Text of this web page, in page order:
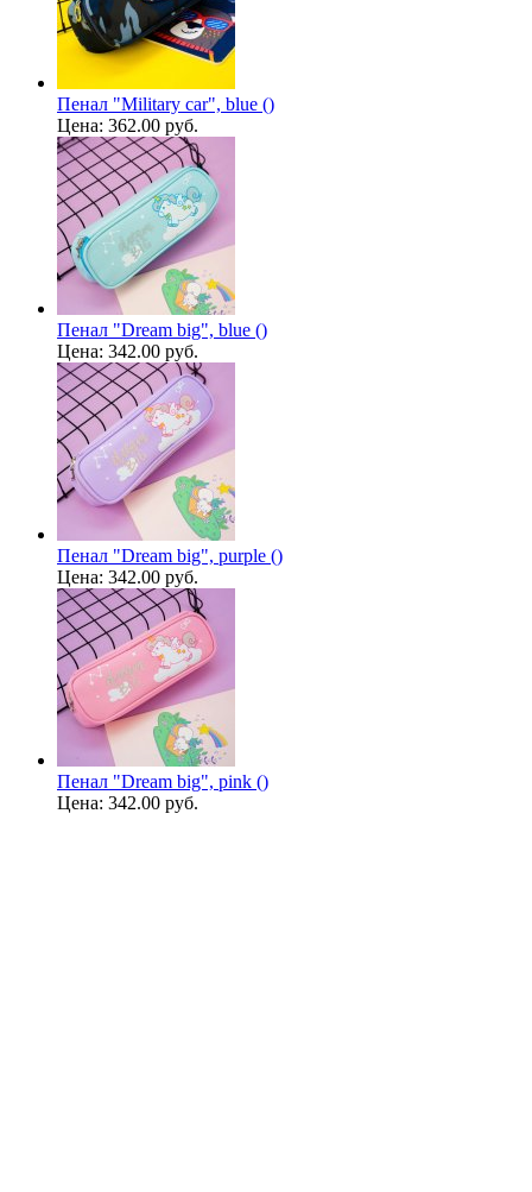
Пенал "Military car", blue ()
Цена: 362.00 руб.
Пенал "Dream big", blue ()
Цена: 342.00 руб.
Пенал "Dream big", purple ()
Цена: 342.00 руб.
Пенал "Dream big", pink ()
Цена: 342.00 руб.